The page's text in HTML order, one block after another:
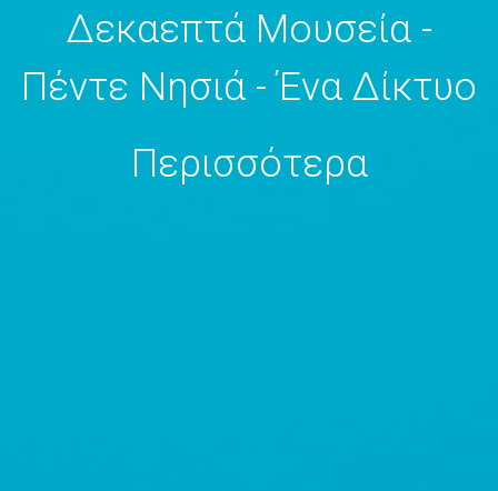
Δεκαεπτά Μουσεία -
Πέντε Νησιά - Ένα Δίκτυο
Περισσότερα